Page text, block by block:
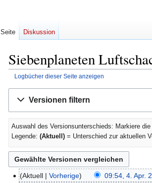
Siebenplaneten
Logbücher dieser Seite anzeigen
Navigation
Suche
Versionen filtern
Auswahl des Versionsunterschieds: Markiere
Legende: (Aktuell) = Unterschied zur aktuellen
4.
Aktuell Vorherige 09:54, 4. Apr.
Seite Diskussion